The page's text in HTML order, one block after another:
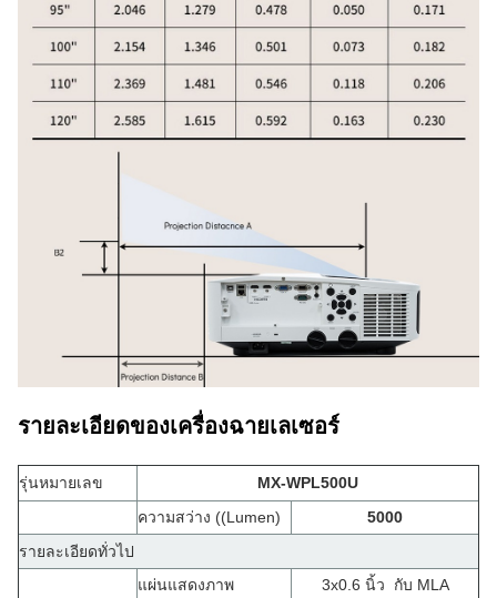
รายละเอียดของเครื่องฉายเลเซอร์
รุ่นหมายเลข
MX-WPL500U
ความสว่าง ((Lumen)
5000
รายละเอียดทั่วไป
แผ่นแสดงภาพ 3x0.6 นิ้ว
กับ MLA